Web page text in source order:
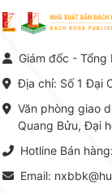
vực Hóa học phân
Nam hiện nay. Bộ
đến một hệ thống
thuật thực hành ->
khoa Hà Nội ấn
Giám đốc - Tổng
Địa chỉ: Số 1 Đại
Văn phòng giao
Quang Bửu, Đại
Hotline Bán
Email: